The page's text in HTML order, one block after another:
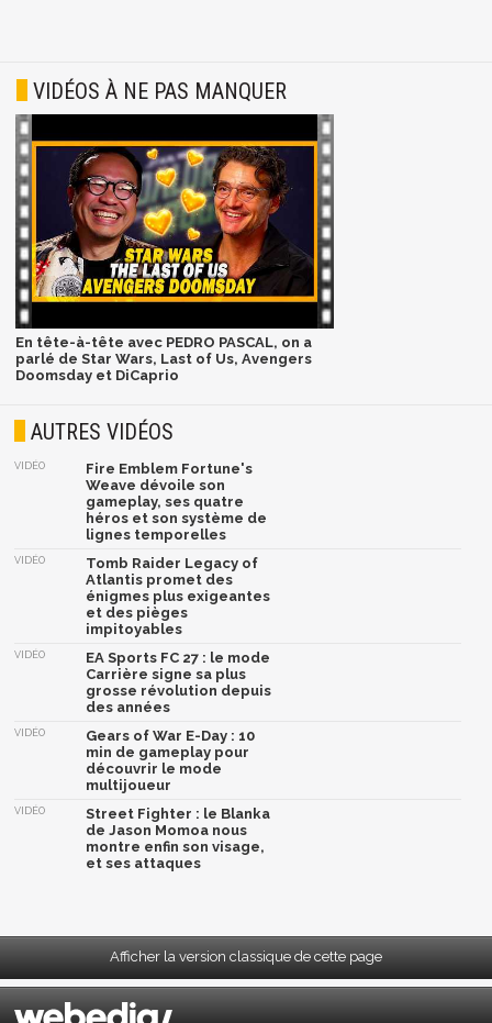
VIDÉOS À NE PAS MANQUER
En tête-à-tête avec PEDRO PASCAL, on a
parlé de Star Wars, Last of Us, Avengers
Doomsday et DiCaprio
AUTRES VIDÉOS
VIDÉO
Fire Emblem Fortune's
Weave dévoile son
gameplay, ses quatre
héros et son système de
lignes temporelles
VIDÉO
Tomb Raider Legacy of
Atlantis promet des
énigmes plus exigeantes
et des pièges
impitoyables
VIDÉO
EA Sports FC 27 : le mode
Carrière signe sa plus
grosse révolution depuis
des années
VIDÉO
Gears of War E-Day : 10
min de gameplay pour
découvrir le mode
multijoueur
VIDÉO
Street Fighter : le Blanka
de Jason Momoa nous
montre enfin son visage,
et ses attaques
Afficher la version classique de cette page